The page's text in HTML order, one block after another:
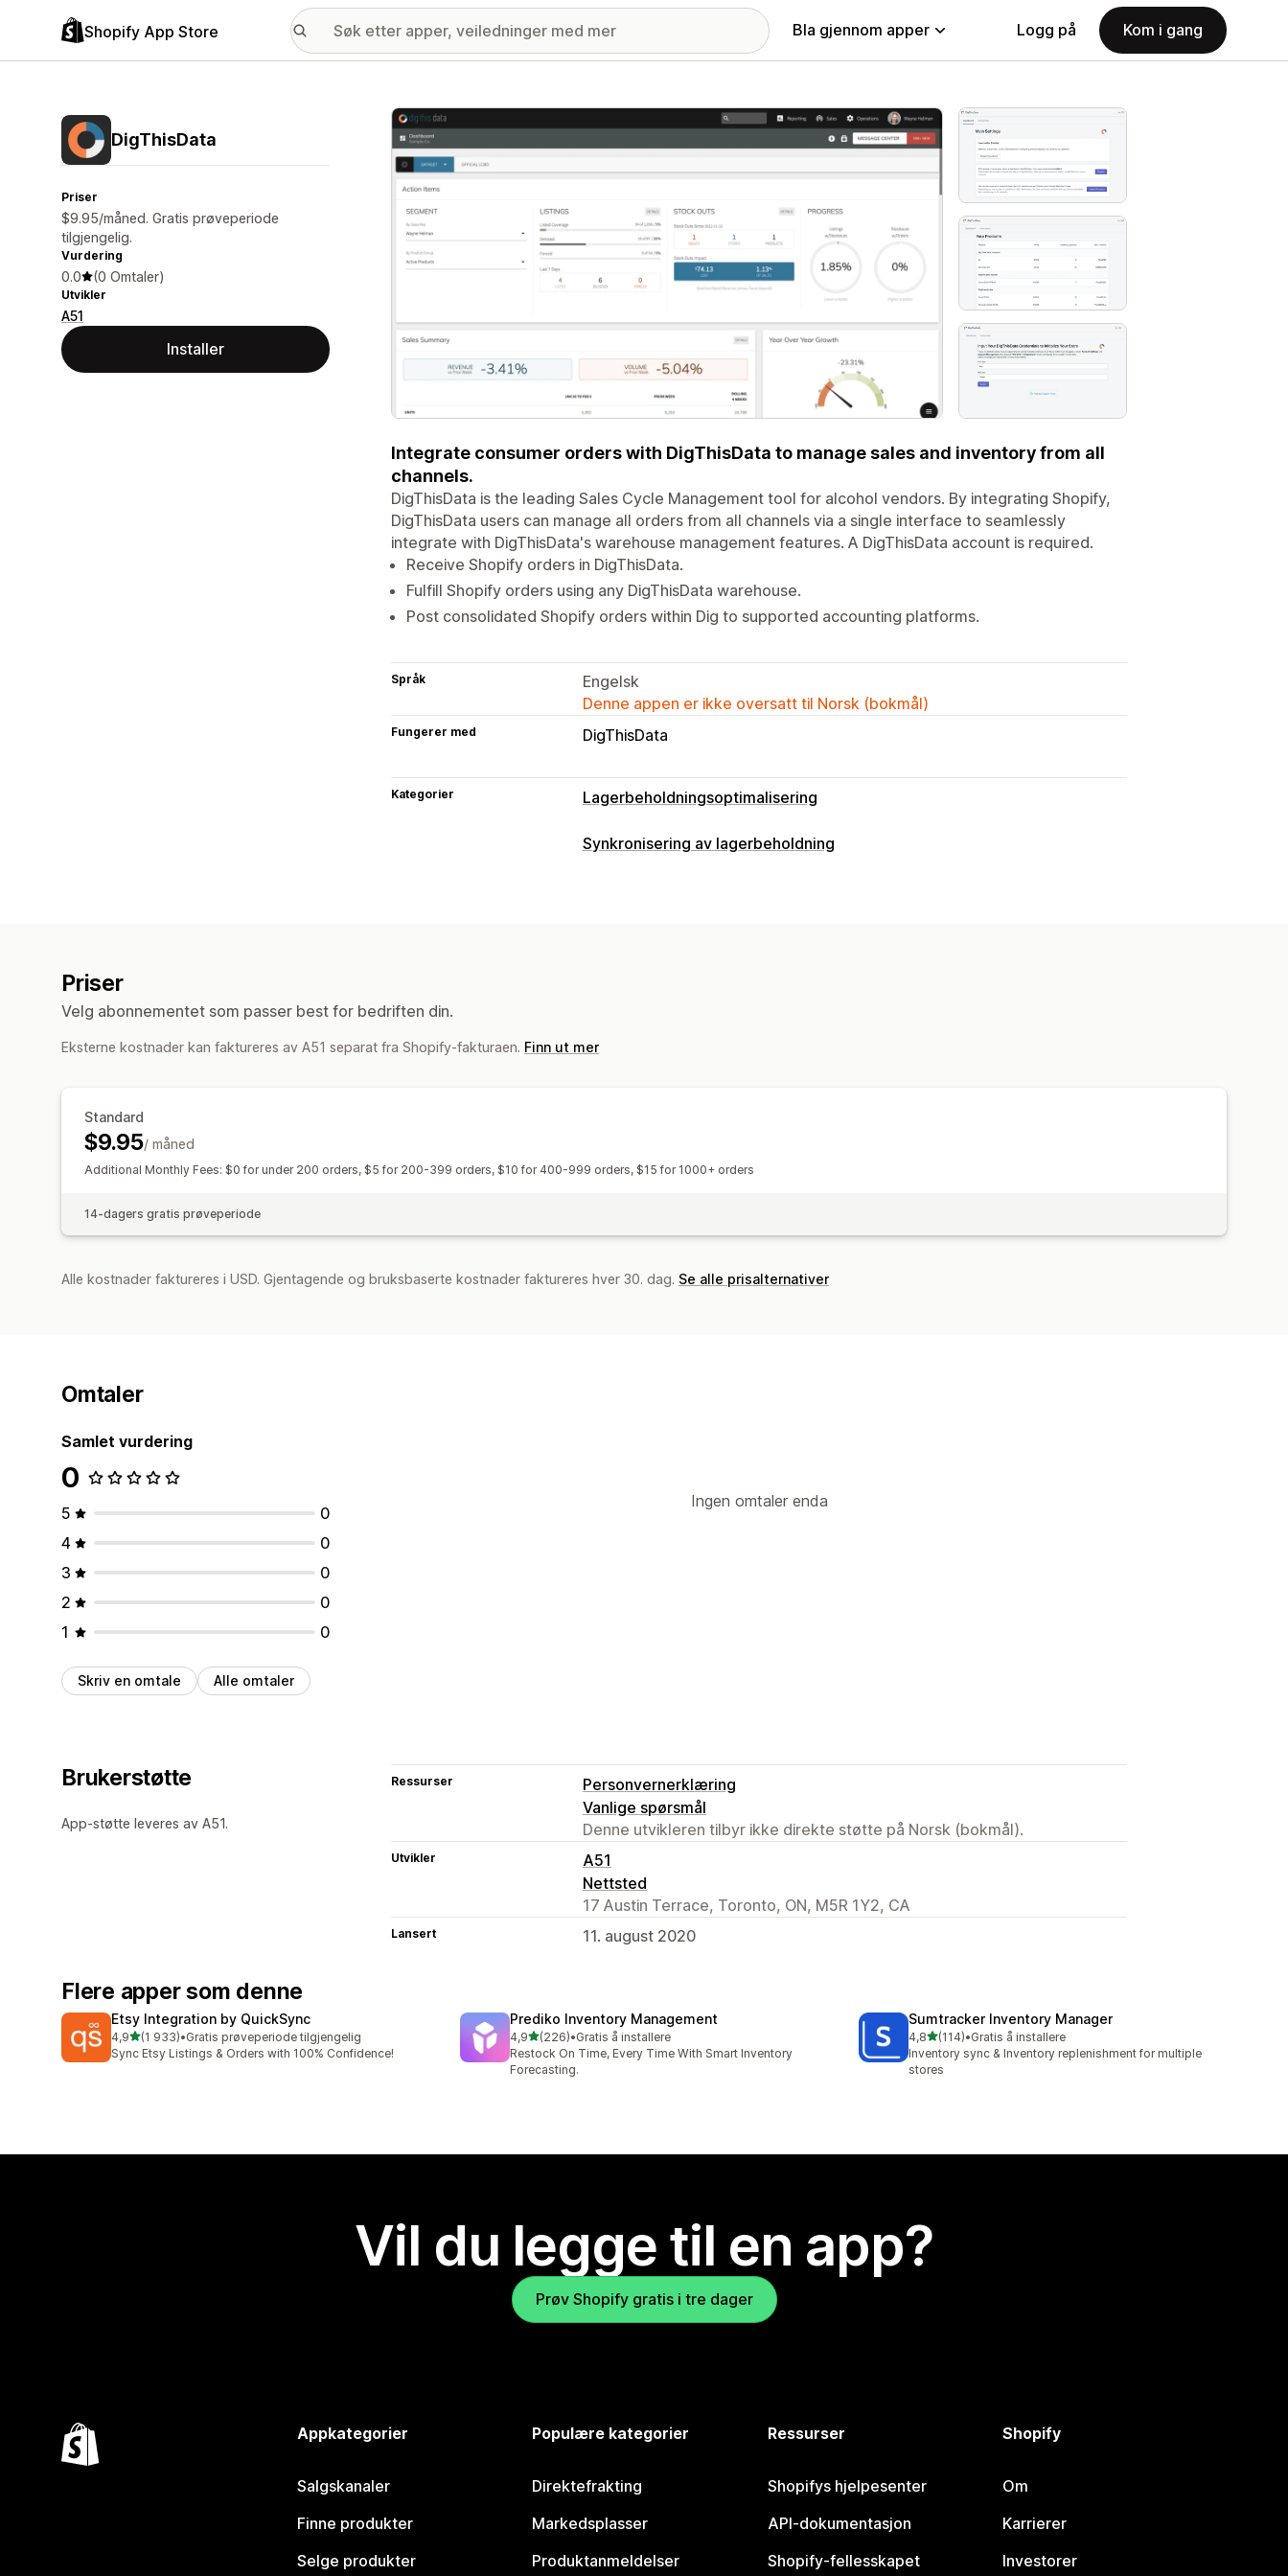
Shopify App Store Bla gjennom apper Logg på Kom i gang
DigThisData
Priser
$9.95/måned. Gratis prøveperiode
tilgjengelig.
Vurdering
0.0 (0 Omtaler)
Utvikler
A51
Installer
Galleri med fremhevede bilder
Integrate consumer orders with DigThisData to manage sales and inventory from all
channels.
DigThisData is the leading Sales Cycle Management tool for alcohol vendors. By integrating Shopify,
DigThisData users can manage all orders from all channels via a single interface to seamlessly
integrate with DigThisData's warehouse management features. A DigThisData account is required.
Receive Shopify orders in DigThisData.
Fulfill Shopify orders using any DigThisData warehouse.
Post consolidated Shopify orders within Dig to supported accounting platforms.
Språk
Engelsk
Denne appen er ikke oversatt til Norsk (bokmål)
Fungerer med DigThisData
Kategorier Lagerbeholdningsoptimalisering
Synkronisering av lagerbeholdning
Priser
Velg abonnementet som passer best for bedriften din.
Eksterne kostnader kan faktureres av A51 separat fra Shopify-fakturaen. Finn ut mer
Standard
$9.95/ måned
Additional Monthly Fees: $0 for under 200 orders, $5 for 200-399 orders, $10 for 400-999 orders, $15 for 1000+ orders
14-dagers gratis prøveperiode
Alle kostnader faktureres i USD. Gjentagende og bruksbaserte kostnader faktureres hver 30. dag. Se alle prisalternativer
Omtaler
Samlet vurdering
0
5
0
4
0
3
0
2
0
1
0
Skriv en omtale Alle omtaler
Ingen omtaler enda
Brukerstøtte
App-støtte leveres av A51.
Ressurser
Personvernerklæring
Vanlige spørsmål
Denne utvikleren tilbyr ikke direkte støtte på Norsk (bokmål).
Utvikler
A51
Nettsted
17 Austin Terrace, Toronto, ON, M5R 1Y2, CA
Lansert 11. august 2020
Flere apper som denne
Etsy Integration by QuickSync
4,9av 5 stjerner
(1 933)
Totalt 1933 omtaler
•Gratis prøveperiode tilgjengelig
Sync Etsy Listings & Orders with 100% Confidence!
Prediko Inventory Management
4,9av 5 stjerner
(226)
Totalt 226 omtaler
•Gratis å installere
Restock On Time, Every Time With Smart Inventory
Forecasting.
Sumtracker Inventory Manager
4,8av 5 stjerner
(114)
Totalt 114 omtaler
•Gratis å installere
Inventory sync & Inventory replenishment for multiple
stores
Vil du legge til en app?
Prøv Shopify gratis i tre dager
Appkategorier
Salgskanaler
Finne produkter
Selge produkter
Populære kategorier
Direktefrakting
Markedsplasser
Produktanmeldelser
Ressurser
Shopifys hjelpesenter
API-dokumentasjon
Shopify-fellesskapet
Shopify
Om
Karrierer
Investorer